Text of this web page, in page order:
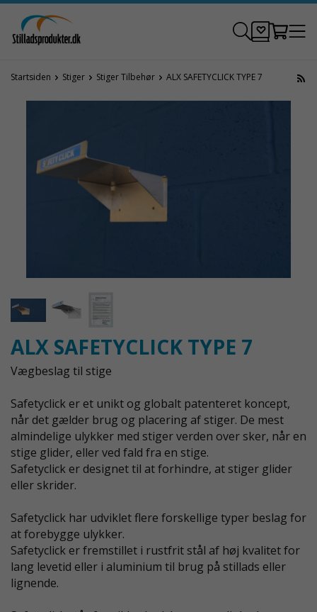
Startsiden Stiger Stiger Tilbehør ALX SAFETYCLICK TYPE 7
ALX SAFETYCLICK TYPE 7
Vægbeslag til stige
Safetyclick er et unikt og globalt patenteret koncept,
når det gælder brug og placering af stiger. De mest
almindelige ulykker med stiger verden over sker, når en
stige glider, eller ved fald fra en stige.
Safetyclick er designet til at forhindre, at stiger glider
eller skrider.
Safetyclick har udviklet flere forskellige typer beslag for
at forebygge ulykker.
Safetyclick er fremstillet i rustfrit stål af høj kvalitet for
lang levetid eller i aluminium til brug på stillads eller
lignende.